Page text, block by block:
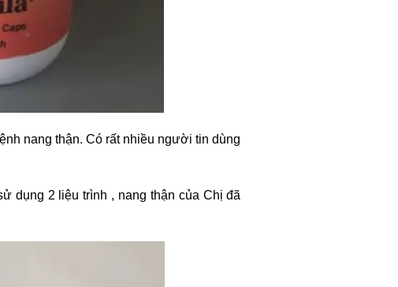
nang thận. Có rất nhiều người tin dùng
dụng 2 liệu trình , nang thận của Chị đã